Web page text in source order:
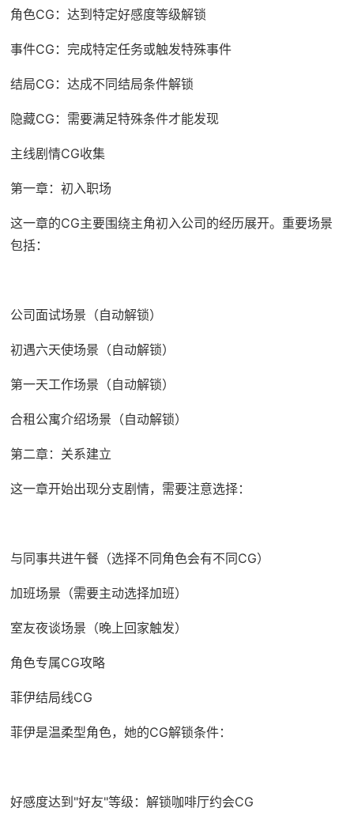
角色CG：达到特定好感度等级解锁
事件CG：完成特定任务或触发特殊事件
结局CG：达成不同结局条件解锁
隐藏CG：需要满足特殊条件才能发现
主线剧情CG收集
第一章：初入职场
这一章的CG主要围绕主角初入公司的经历展开。重要场景
包括：
公司面试场景（自动解锁）
初遇六天使场景（自动解锁）
第一天工作场景（自动解锁）
合租公寓介绍场景（自动解锁）
第二章：关系建立
这一章开始出现分支剧情，需要注意选择：
与同事共进午餐（选择不同角色会有不同CG）
加班场景（需要主动选择加班）
室友夜谈场景（晚上回家触发）
角色专属CG攻略
菲伊结局线CG
菲伊是温柔型角色，她的CG解锁条件：
好感度达到"好友"等级：解锁咖啡厅约会CG